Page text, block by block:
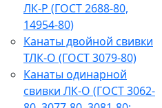
ЛК-Р (ГОСТ 2688-80,
14954-80)
Канаты двойной свивки
ТЛК-О (ГОСТ 3079-80)
Канаты одинарной
свивки ЛК-О (ГОСТ 3062-